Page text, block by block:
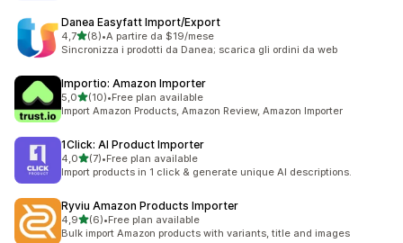
Danea Easyfatt Import/Export
4,7av 5 stjerner
(8)
Totalt 8 omtaler
•A partire da $19/mese
Sincronizza i prodotti da Danea; scarica gli ordini da web
Importio: Amazon Importer
5,0av 5 stjerner
(10)
Totalt 10 omtaler
•Free plan available
Import Amazon Products, Amazon Review, Amazon Importer
1Click: AI Product Importer
4,0av 5 stjerner
(7)
Totalt 7 omtaler
•Free plan available
Import products in 1 click & generate unique AI descriptions.
Ryviu Amazon Products Importer
4,9av 5 stjerner
(6)
Totalt 6 omtaler
•Free plan available
Bulk import Amazon products with variants, title and images